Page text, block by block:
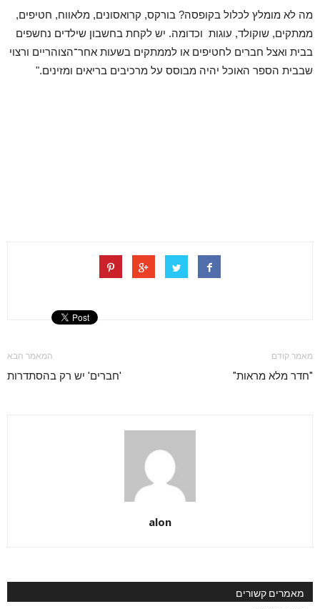
מה לא מומלץ לכלול בקופסה? בורקס, קרואסונים, מלאווח, חטיפים,
ממתקים, שוקולד, עוגות וכדומה. יש לקחת בחשבון שילדים נחשפים
בבית ואצל חברים לחטיפים או לממתקים בשעות אחר־הצוהריים ורצוי
שבבית הספר האוכל יהיה מבוסס על מרכיבים בריאים ומזינים."
מאמר קודם
"חדר מלא מראות"
המאמר הבא
'חברים' יש רק בהסתדרות
alon
מאמרים קשורים